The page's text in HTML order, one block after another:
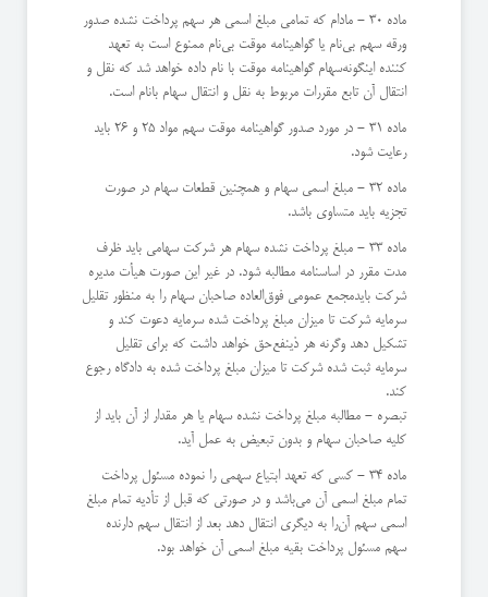
ماده 30 - مادام كه تمامی مبلغ اسمی هر سهم پرداخت نشده صدور
ورقه سهم بی‌نام یا گواهینامه موقت بی‌نام ممنوع است به تعهد
كننده اینگونه‌سهام گواهینامه موقت با نام داده خواهد شد كه نقل و
انتقال آن تابع مقررات مربوط به نقل و انتقال سهام بانام است.
ماده 31 - در مورد صدور گواهینامه موقت سهم مواد 25 و 26 باید
رعایت شود.
ماده 32 - مبلغ اسمی سهام و همچنین قطعات سهام در صورت
تجزیه باید متساوی باشد.
ماده 33 - مبلغ پرداخت نشده سهام هر شركت سهامی باید ظرف
مدت مقرر در اساسنامه مطالبه شود. در غیر این صورت هیأت مدیره
شركت باید‌مجمع عمومی فوق‌العاده صاحبان سهام را به منظور تقلیل
سرمایه شركت تا میزان مبلغ پرداخت شده سرمایه دعوت كند و
تشكیل دهد وگرنه هر ذینفع‌حق خواهد داشت كه برای تقلیل
سرمایه ثبت شده شركت تا میزان مبلغ پرداخت شده به دادگاه رجوع
كند.
‌تبصره - مطالبه مبلغ پرداخت نشده سهام یا هر مقدار از آن باید از
كلیه صاحبان سهام و بدون تبعیض به عمل آید.
ماده 34 - كسی كه تعهد ابتیاع سهمی را نموده مسئول پرداخت
تمام مبلغ اسمی آن می‌باشد و در صورتی كه قبل از تأدیه تمام مبلغ
اسمی سهم آن‌را به دیگری انتقال دهد بعد از انتقال سهم دارنده
سهم مسئول پرداخت بقیه مبلغ اسمی آن خواهد بود.